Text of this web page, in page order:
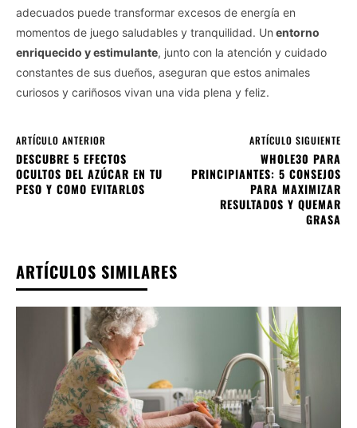
adecuados puede transformar excesos de energía en
momentos de juego saludables y tranquilidad. Un entorno
enriquecido y estimulante, junto con la atención y cuidado
constantes de sus dueños, aseguran que estos animales
curiosos y cariñosos vivan una vida plena y feliz.
ARTÍCULO ANTERIOR
DESCUBRE 5 EFECTOS
OCULTOS DEL AZÚCAR EN TU
PESO Y COMO EVITARLOS
ARTÍCULO SIGUIENTE
WHOLE30 PARA
PRINCIPIANTES: 5 CONSEJOS
PARA MAXIMIZAR
RESULTADOS Y QUEMAR
GRASA
ARTÍCULOS SIMILARES